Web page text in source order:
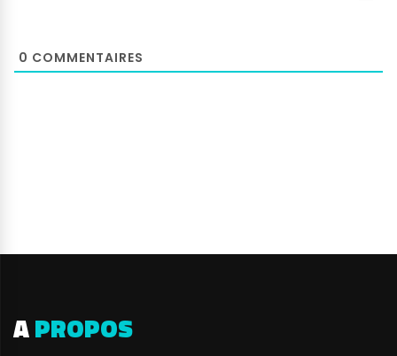
0 COMMENTAIRES
APROPOS